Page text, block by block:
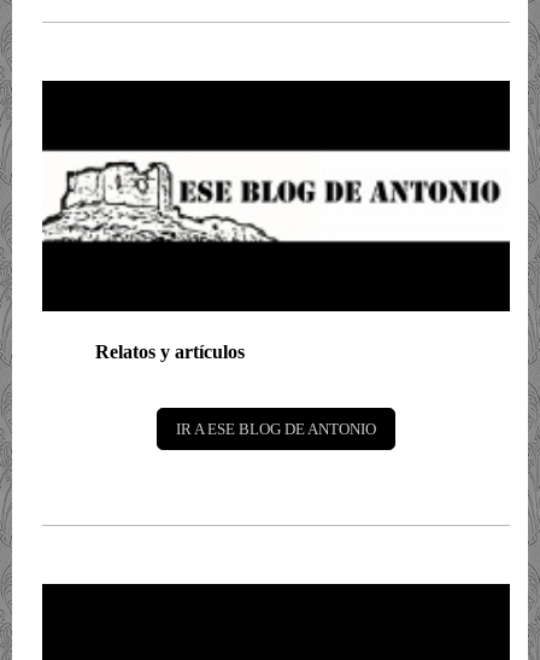
Relatos y artículos
IR A ESE BLOG DE ANTONIO